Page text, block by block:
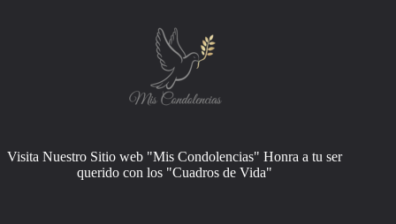
Visita Nuestro Sitio web "Mis Condolencias" Honra a tu ser
querido con los "Cuadros de Vida"